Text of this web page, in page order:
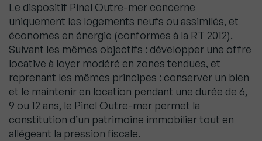
Le dispositif Pinel Outre-mer concerne
uniquement les logements neufs ou assimilés, et
économes en énergie (conformes à la RT 2012).
Suivant les mêmes objectifs : développer une offre
locative à loyer modéré en zones tendues, et
reprenant les mêmes principes : conserver un bien
et le maintenir en location pendant une durée de 6,
9 ou 12 ans, le Pinel Outre-mer permet la
constitution d’un patrimoine immobilier tout en
allégeant la pression fiscale.